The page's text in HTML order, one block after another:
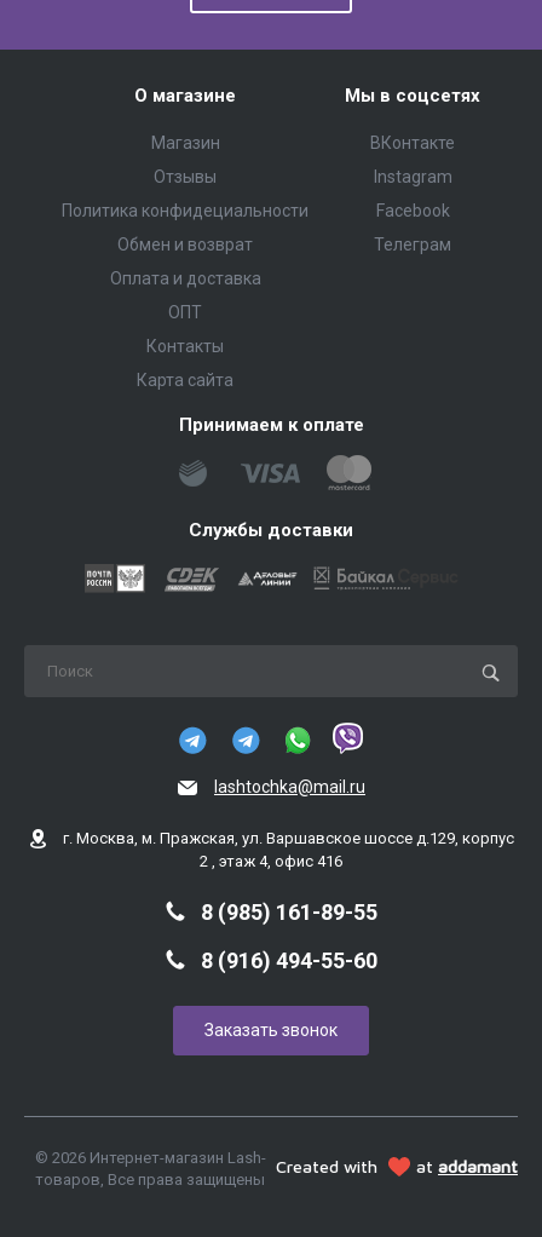
О магазине
Магазин
Отзывы
Политика конфидециальности
Обмен и возврат
Оплата и доставка
ОПТ
Контакты
Карта сайта
Мы в соцсетях
ВКонтакте
Instagram
Facebook
Телеграм
Принимаем к оплате
Службы доставки
lashtochka@mail.ru
г. Москва, м. Пражская, ул. Варшавское шоссе д.129, корпус
2 , этаж 4, офис 416
8 (985) 161-89-55
8 (916) 494-55-60
Заказать звонок
© 2026 Интернет-магазин Lash-
товаров, Все права защищены
Created with at addamant